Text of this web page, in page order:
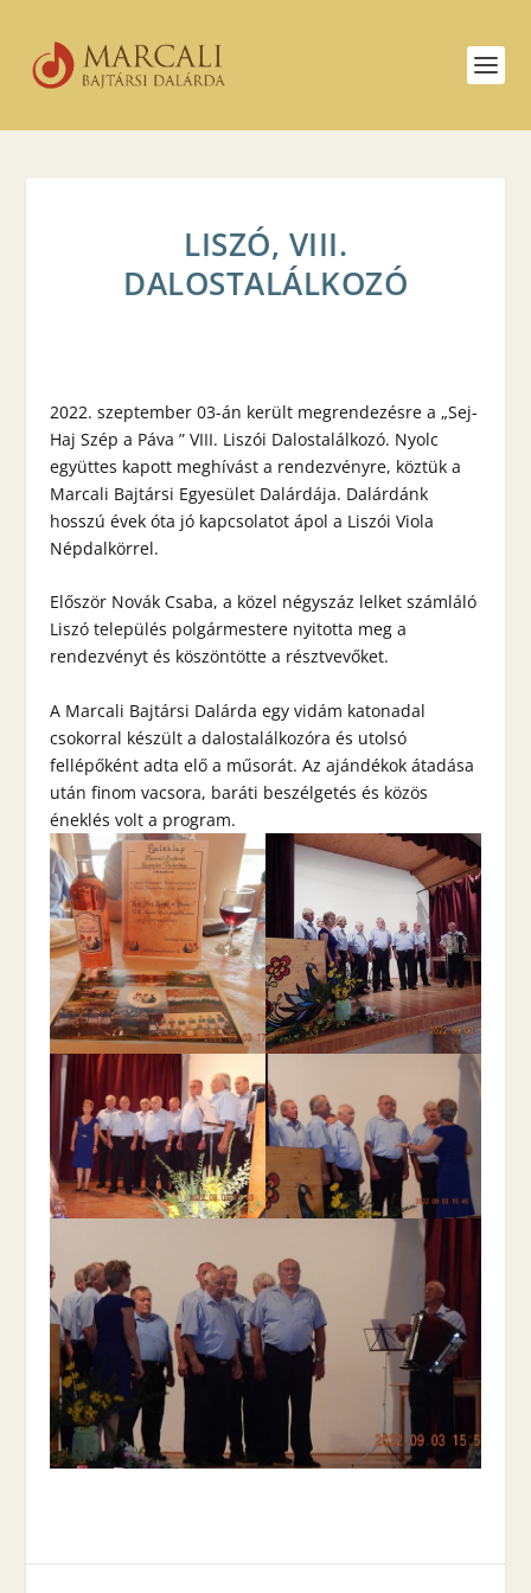
LISZÓ, VIII.
DALOSTALÁLKOZÓ
2022. szeptember 03-án került megrendezésre a „Sej-
Haj Szép a Páva ” VIII. Liszói Dalostalálkozó. Nyolc
együttes kapott meghívást a rendezvényre, köztük a
Marcali Bajtársi Egyesület Dalárdája. Dalárdánk
hosszú évek óta jó kapcsolatot ápol a Liszói Viola
Népdalkörrel.
Először Novák Csaba, a közel négyszáz lelket számláló
Liszó település polgármestere nyitotta meg a
rendezvényt és köszöntötte a résztvevőket.
A Marcali Bajtársi Dalárda egy vidám katonadal
csokorral készült a dalostalálkozóra és utolsó
fellépőként adta elő a műsorát. Az ajándékok átadása
után finom vacsora, baráti beszélgetés és közös
éneklés volt a program.